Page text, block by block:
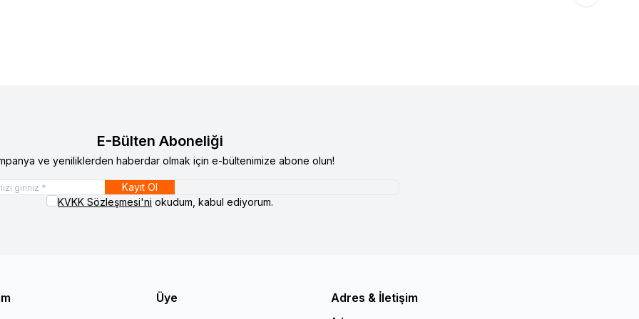
E-Bülten Aboneliği
ve yeniliklerden haberdar olmak için e-bültenimize abone olun!
Kayıt Ol
KVKK Sözleşmesi'ni okudum, kabul ediyorum.
Üye Adres & İletişim